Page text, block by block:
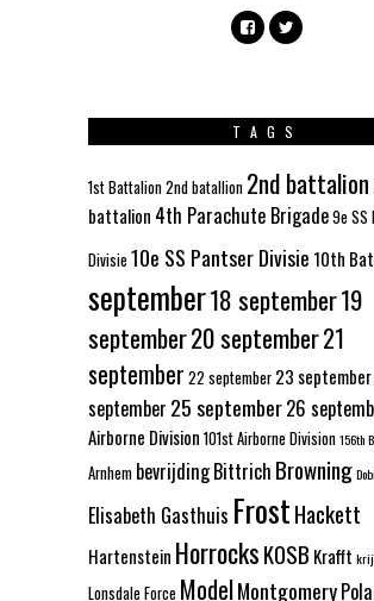
TAGS
1st Battalion2nd batallion 2nd battalion
battalion 4th Parachute Brigade9e SS
Divisie 10e SS Pantser Divisie 10th
september18 september19
september20 september21
september 22 september 23 september
september 25 september26
Airborne Division 101st Airborne Division156th
Arnhem bevrijdingBittrich Browning
Elisabeth Gasthuis FrostHackett
Hartenstein HorrocksKOSB Krafft
Lonsdale Force ModelMontgomery